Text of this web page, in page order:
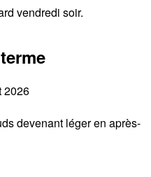
vendredi soir.
2026
devenant léger en après-